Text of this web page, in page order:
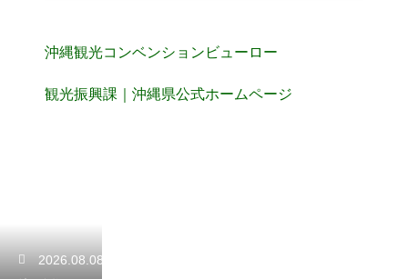
沖縄観光コンベンションビューロー
観光振興課｜沖縄県公式ホームページ
2026.08.08